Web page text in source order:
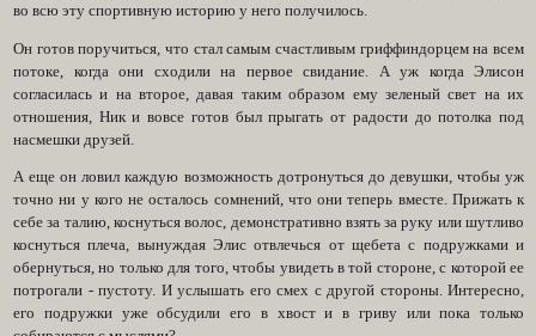
во всю эту спортивную историю у него получилось.
Он готов поручиться, что стал самым счастливым гриффиндорцем на всем
потоке, когда они сходили на первое свидание. А уж когда Элисон
согласилась и на второе, давая таким образом ему зеленый свет на их
отношения, Ник и вовсе готов был прыгать от радости до потолка под
насмешки друзей.
А еще он ловил каждую возможность дотронуться до девушки, чтобы уж
точно ни у кого не осталось сомнений, что они теперь вместе. Прижать к
себе за талию, коснуться волос, демонстративно взять за руку или шутливо
коснуться плеча, вынуждая Элис отвлечься от щебета с подружками и
обернуться, но только для того, чтобы увидеть в той стороне, с которой ее
потрогали - пустоту. И услышать его смех с другой стороны. Интересно,
его подружки уже обсудили его в хвост и в гриву или пока только